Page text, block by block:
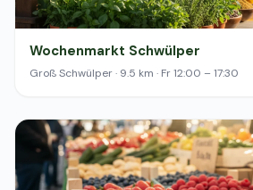
Wochenmarkt Schwülper
Groß Schwülper · 9.5 km · Fr 12:00 – 17:30